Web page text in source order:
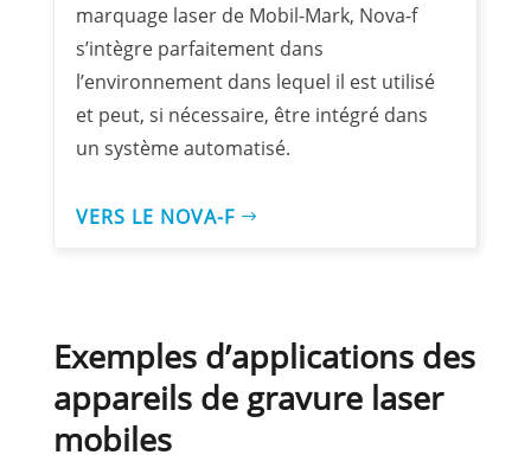
marquage laser de Mobil-Mark, Nova-f
s’intègre parfaitement dans
l’environnement dans lequel il est utilisé
et peut, si nécessaire, être intégré dans
un système automatisé.
VERS LE NOVA-F
Exemples d’applications des
appareils de gravure laser
mobiles